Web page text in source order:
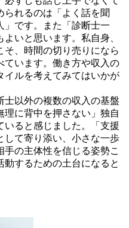
られるのは「よく話を聞
」です。また「診断士一
いと思います。私自身、
、時間の切り売りになら
ています。働き方や収入の
イルを考えてみてはいかが
士以外の複数の収入の基盤
理に背中を押さない」独自
いると感じました。「支援
して寄り添い、小さな一歩
の主体性を信じる姿勢こ
するための土台になると